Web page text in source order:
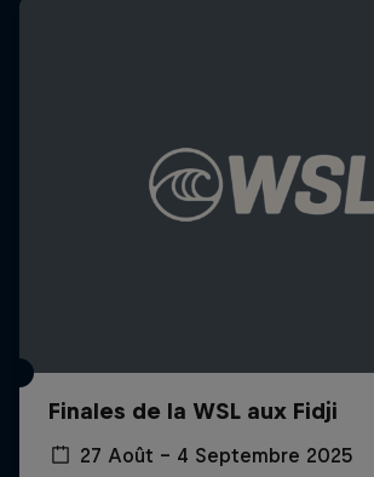
Finales de la WSL aux Fidji
27 Août – 4 Septembre 2025